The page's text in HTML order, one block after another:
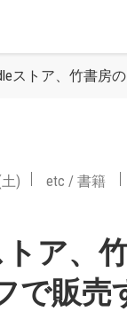
ストア、竹書房
) etc / 書籍
トア、
で販